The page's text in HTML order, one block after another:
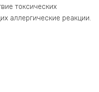
токсических
аллергические реакции.